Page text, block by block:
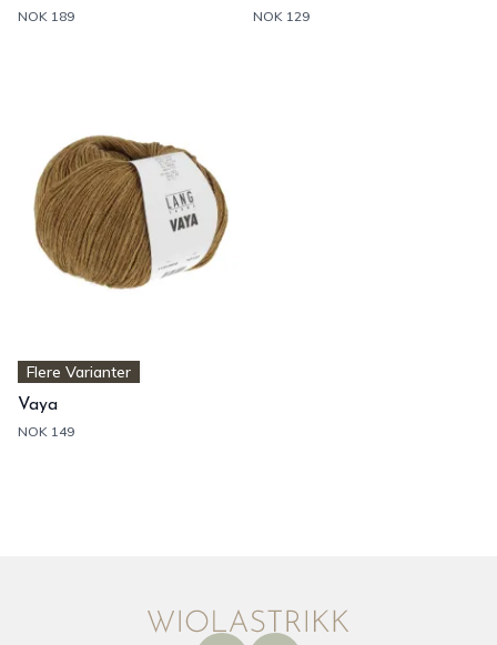
NOK 189 NOK 129
Flere Varianter
Vaya
NOK 149